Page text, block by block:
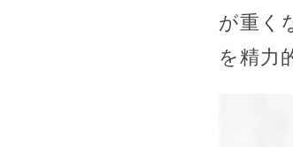
が重く
を精力